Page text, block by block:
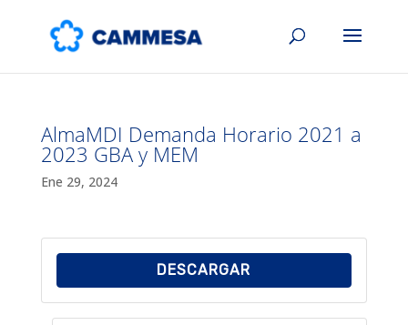
AlmaMDI Demanda Horario 2021 a
2023 GBA y MEM
Ene 29, 2024
DESCARGAR